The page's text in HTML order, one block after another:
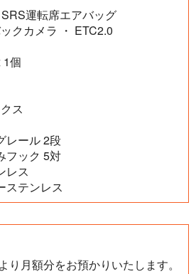
運転席エアバッグ
クカメラ ・ ETC2.0
1個
ス
ル 2段
ク 5対
ス
ンレス
月額分をお預かりいたします。